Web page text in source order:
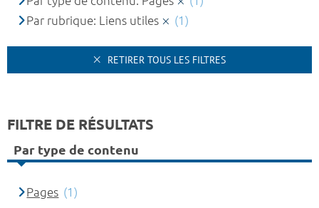
Par rubrique: Liens utiles
(1)
RETIRER TOUS LES FILTRES
FILTRE DE RÉSULTATS
Par type de contenu
Pages (1)